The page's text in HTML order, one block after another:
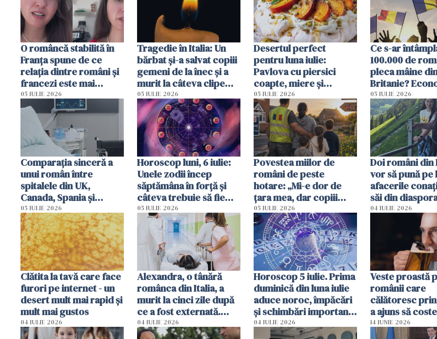
O româncă stabilită în
Franța spune de ce
relația dintre români și
francezi este mai
complicată decât pare
05 IULIE 2026
Tragedie în Italia: Un
bărbat și-a salvat copiii
gemeni de la înec și a
murit la câteva clipe
după ce i-a adus la mal
05 IULIE 2026
Desertul perfect
pentru luna iulie:
Pavlova cu piersici
coapte, miere și
lavandă
05 IULIE 2026
Ce s-ar
100.000 de
pleca mâine
Britanie?
resimți imediat
05 IULIE 2026
Comparația sinceră a
unui român între
spitalele din UK,
Canada, Spania și
România
05 IULIE 2026
Horoscop luni, 6 iulie:
Unele zodii încep
săptămâna în forță și
câteva trebuie să fie
prudente
05 IULIE 2026
Povestea miilor de
români de peste
hotare: „Mi-e dor de
țara mea, dar copiii
spun că Anglia e casa
noastră”
05 IULIE 2026
Doi români din
vor să pună pe
afacerile
săi din
ajută mai exact
04 IULIE 2026
Clătita la tavă care face
furori pe internet - un
desert mult mai rapid și
mult mai gustos
04 IULIE 2026
Alexandra, o tânără
românca din Italia, a
murit la cinci zile după
ce a fost externată.
Anchetă pentru omor
din culpă
04 IULIE 2026
Horoscop 5 iulie. Prima
duminică din luna iulie
aduce noroc, împăcări
și schimbări importante
pentru câteva zodii
04 IULIE 2026
Veste proastă
românii care
călătoresc
a ajuns să
de bere
14 IUNIE 2026